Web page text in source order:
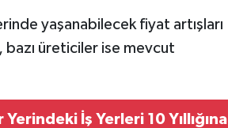
yaşanabilecek fiyat artışları
bazı üreticiler ise mevcut
İş Yerleri 10 Yıllığına